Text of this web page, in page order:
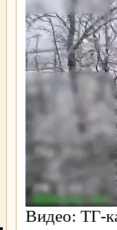
Видео: ТГ-